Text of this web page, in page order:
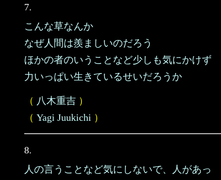
7.
こんな草なんか
なぜ人間は羨ましいのだろう
ほかの者のいうことなど少しも気にかけず
力いっぱい生きているせいだろうか
（ 八木重吉 ）
（ Yagi Juukichi ）
8.
人の言うことなど気にしないで、人があっ